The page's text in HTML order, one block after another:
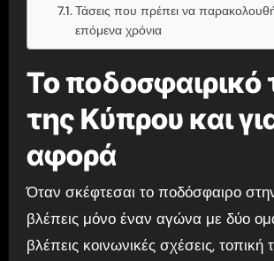
Τάσεις που πρέπει να
επόμενα χρόνια
Το ποδοσφαιρικό
της Κύπρου και
αφορά
Όταν σκέφτεσαι το ποδόσφαιρο στην Κύπρο, δεν
βλέπεις μόνο έναν αγώνα με δύο
βλέπεις κοινωνικές σχέσεις, τοπική